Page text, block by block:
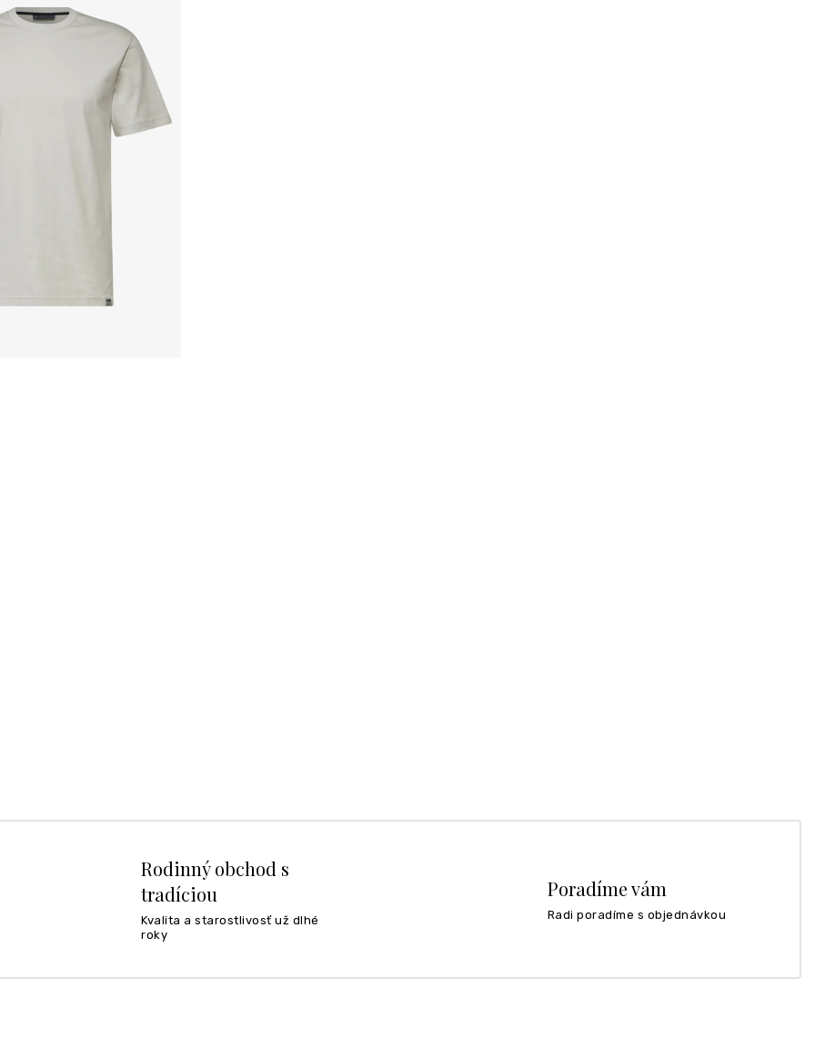
Rodinný obchod s
tradíciou
Kvalita a starostlivosť už dlhé
roky
Poradíme vám
Radi poradíme s objednávkou